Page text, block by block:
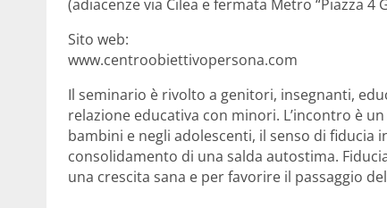
(adiacenze via Cilea e fermata Metro “Piazza 4
Sito web:
www.centroobiettivopersona.com
Il seminario è rivolto a genitori, insegnanti,
relazione educativa con minori. L’incontro è
bambini e negli adolescenti, il senso di fiducia
consolidamento di una salda autostima.
una crescita sana e per favorire il passaggio